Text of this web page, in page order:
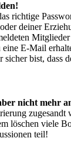
richtige
deiner
E-Mail
bist, dass
nicht mehr
löschen viele
teil!